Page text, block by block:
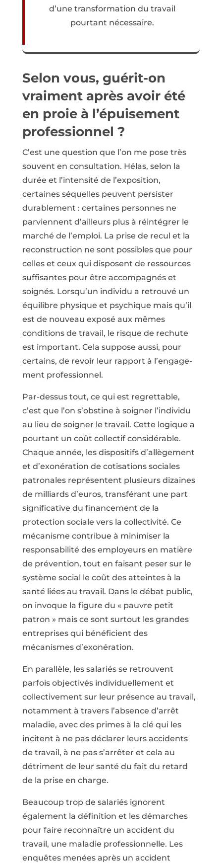
d’une transformation du travail
pourtant nécessaire.
Selon vous, guérit-on
vraiment après avoir été
en proie à l’épuisement
professionnel ?
C’est une question que l’on me pose très
souvent en consultation. Hélas, selon la
durée et l’inten­sité de l’exposition,
certaines séquelles peuvent persister
durablement : certaines personnes ne
parviennent d’ailleurs plus à réintégrer le
marché de l’emploi. La prise de recul et la
recons­truction ne sont possibles que pour
celles et ceux qui disposent de ressources
suffisantes pour être accompagnés et
soignés. Lorsqu’un individu a retrouvé un
équilibre physique et psychique mais qu’il
est de nouveau exposé aux mêmes
conditions de travail, le risque de rechute
est important. Cela suppose aussi, pour
certains, de revoir leur rapport à l’engage­
ment professionnel.
Par-dessus tout, ce qui est regret­table,
c’est que l’on s’obstine à soi­gner l’individu
au lieu de soigner le travail. Cette logique a
pourtant un coût collectif considérable.
Chaque année, les dispositifs d’allègement
et d’exonération de cotisations sociales
patronales représentent plusieurs dizaines
de milliards d’euros, transférant une part
significative du financement de la
protection sociale vers la collectivité. Ce
mécanisme contri­bue à minimiser la
responsabilité des employeurs en matière
de prévention, tout en faisant peser sur le
système social le coût des atteintes à la
santé liées au travail. Dans le débat public,
on invoque la figure du « pauvre petit
patron » mais ce sont surtout les grandes
entreprises qui bénéficient des
mécanismes d’exonération.
En parallèle, les salariés se retrouvent
parfois objectivés indi­viduellement et
collectivement sur leur présence au travail,
notam­ment à travers l’absence d’arrêt
maladie, avec des primes à la clé qui les
incitent à ne pas déclarer leurs accidents
de travail, à ne pas s’arrêter et cela au
détriment de leur santé du fait du retard
de la prise en charge.
Beaucoup trop de salariés ignorent
également la définition et les démarches
pour faire reconnaître un accident du
travail, une mala­die professionnelle. Les
enquêtes menées après un accident